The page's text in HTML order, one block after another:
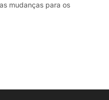
review
mudanças para os